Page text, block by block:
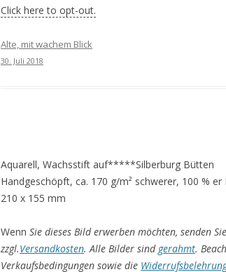
Click here to opt-out.
Alte, mit wachem Blick
30. Juli 2018
Aquarell, Wachsstift auf*****Silberburg Bütten
Handgeschöpft, ca. 170 g/m² schwerer, 100 %
210 x 155 mm
Wenn Sie dieses Bild erwerben möchten, senden
zzgl.Versandkosten. Alle Bilder sind gerahmt.
Verkaufsbedingungen sowie die